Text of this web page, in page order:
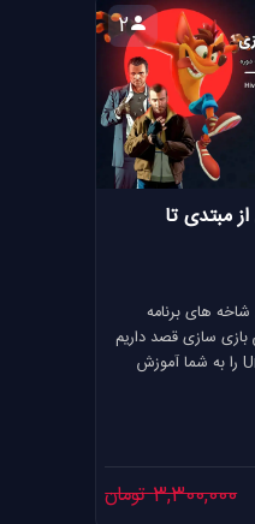
مبتدی تا
های برنامه
سازی قصد داریم
صفر تا صد بازی سازی با Unity را به شما آموزش
2
3,300,000 تومان